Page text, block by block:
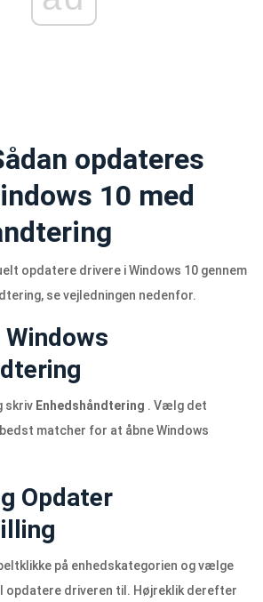
opdateres
10 med
opdatere drivere i Windows 10 gennem
se vejledningen nedenfor.
skriv Enhedshåndtering . Vælg det
matcher for at åbne Windows
Opdater
på enhedskategorien og vælge
opdatere driveren til. Højreklik derefter